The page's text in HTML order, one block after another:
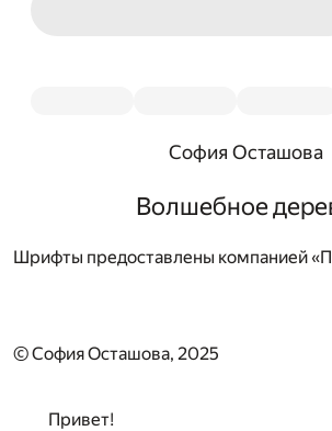
София Осташова
Волшебное
Шрифты предоставлены компанией
© София Осташова, 2025
Привет!